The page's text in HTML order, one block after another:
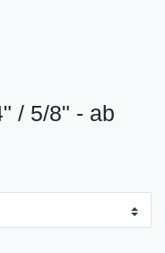
/ 5/8" - ab